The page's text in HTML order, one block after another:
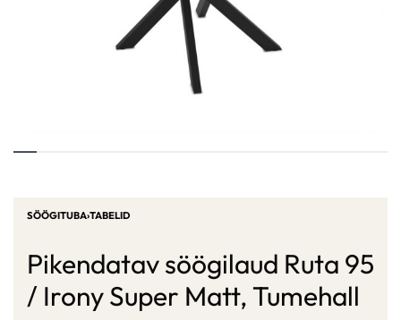
SÖÖGITUBA›TABELID
Pikendatav söögilaud Ruta 95
/ Irony Super Matt, Tumehall